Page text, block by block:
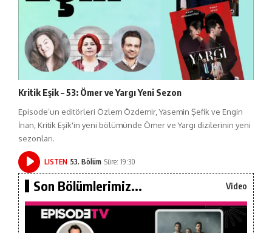
Kritik Eşik – 53: Ömer ve Yargı Yeni Sezon
Episode’un editörleri Özlem Özdemir, Yasemin Şefik ve Engin
İnan, Kritik Eşik'in yeni bölümünde Ömer ve Yargı dizilerinin yeni
sezonları.
LISTEN 53. Bölüm Süre: 19:30
Son Bölümlerimiz... Video